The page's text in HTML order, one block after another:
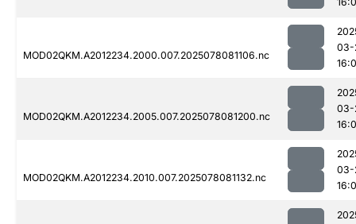
MOD02QKM.A2012234.2000.007.2025078081106.nc
03-
MOD02QKM.A2012234.2005.007.2025078081200.nc
03-
MOD02QKM.A2012234.2010.007.2025078081132.nc
03-